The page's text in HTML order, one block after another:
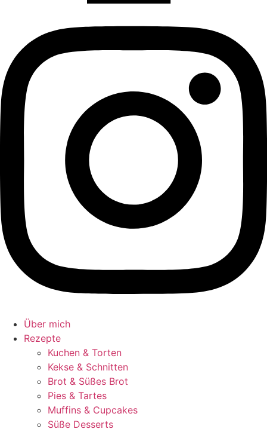
Über mich
Rezepte
Kuchen & Torten
Kekse & Schnitten
Brot & Süßes Brot
Pies & Tartes
Muffins & Cupcakes
Süße Desserts